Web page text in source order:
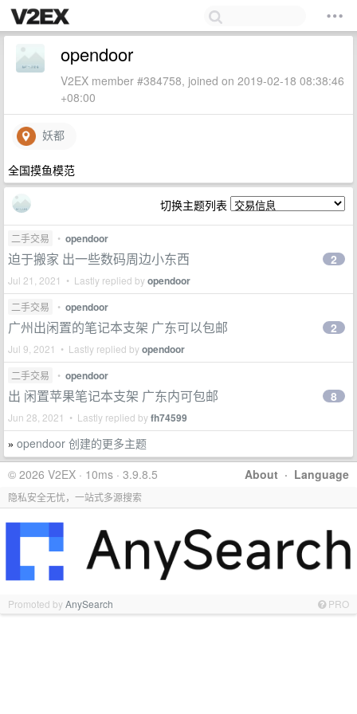
opendoor
V2EX member #384758, joined on 2019-02-18 08:38:46
+08:00
妖都
全国摸鱼模范
切换主题列表
二手交易 • opendoor
迫于搬家 出一些数码周边小东西
Jul 21, 2021 • Lastly replied byopendoor
2
二手交易 • opendoor
广州出闲置的笔记本支架 广东可以包邮
Jul 9, 2021 • Lastly replied byopendoor
2
二手交易 • opendoor
出 闲置苹果笔记本支架 广东内可包邮
Jun 28, 2021 • Lastly replied byfh74599
8
» opendoor 创建的更多主题
About · Language
© 2026 V2EX · 10ms · 3.9.8.5
隐私安全无忧，一站式多源搜索
Promoted byAnySearch PRO